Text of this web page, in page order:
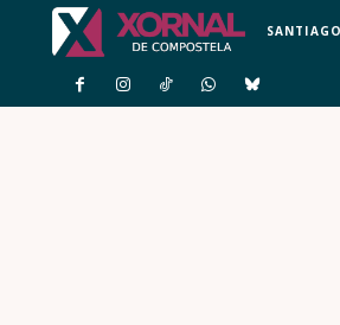
SANTIAGO